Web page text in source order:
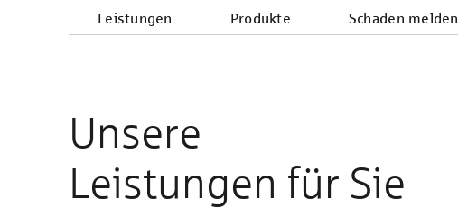
Leistungen Produkte Schaden melden
Unsere
Leistungen für Sie